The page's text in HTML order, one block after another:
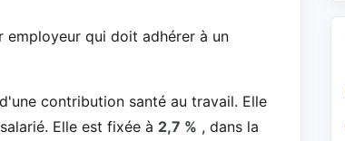
employeur qui doit adhérer à un
contribution santé au travail. Elle
Elle est fixée à 2,7 % , dans la